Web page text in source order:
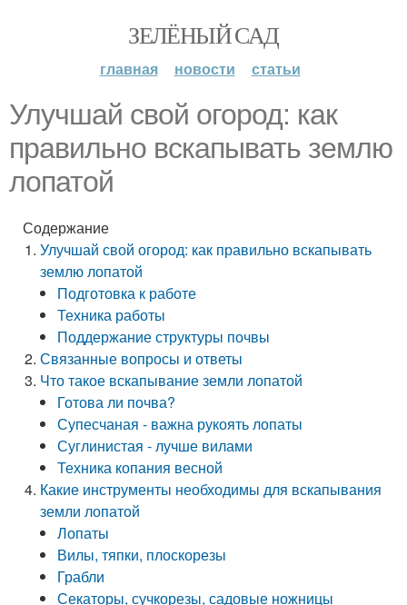
ЗЕЛЁНЫЙ САД
главная новости статьи
Улучшай свой огород: как
правильно вскапывать землю
лопатой
Содержание
Улучшай свой огород: как правильно вскапывать
землю лопатой
Подготовка к работе
Техника работы
Поддержание структуры почвы
Связанные вопросы и ответы
Что такое вскапывание земли лопатой
Готова ли почва?
Супесчаная - важна рукоять лопаты
Суглинистая - лучше вилами
Техника копания весной
Какие инструменты необходимы для вскапывания
земли лопатой
Лопаты
Вилы, тяпки, плоскорезы
Грабли
Секаторы, сучкорезы, садовые ножницы